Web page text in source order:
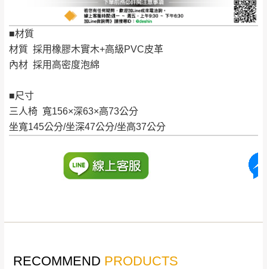
■材質
材質 採用橡膠木實木+高級PVC皮革
內材 採用高密度泡綿
■尺寸
三人椅 寬156×深63×高73公分
坐寬145公分/坐深47公分/坐高37公分
台北市、新北市地區固定每周(三)、(日)兩天收送貨
暫無配送地區： 彰化、南投、雲林、嘉義、台南、高
雄、屏東、宜蘭、 花蓮、台東、金門、馬祖、澎湖地區
加收說明
本司貨車運送如因路況不佳、天候惡劣、過於偏遠之
皆由本站負責，所有退回及換貨之商品必須
是全新狀態且完整包裝，床墊、床包、枕頭
包裝、廠商紙及所有附隨文件或資料之完整
性)，若未依照上述方式處理，恕無法接受退
電腦螢幕的設定色差或解析度等因素， 與實
際商品的顏色、質感稍有不同，如因此而需
訂購前詳加確認。(包含商品尺寸是否合適)。
訂購前請確認商品尺寸，大型物件因為人工
須保持商品全新狀態與完整包裝。鑑賞期間
RECOMMEND PRODUCTS